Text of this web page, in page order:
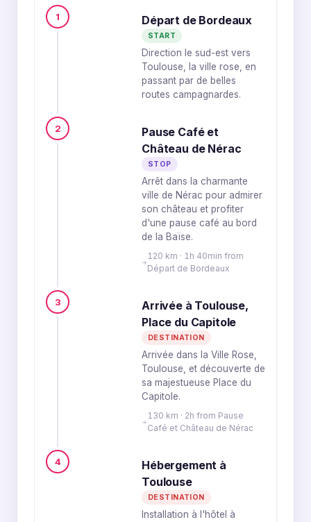
1 Départ de Bordeaux
START
Direction le sud-est vers
Toulouse, la ville rose, en
passant par de belles
routes campagnardes.
2
Pause Café et
Château de Nérac
STOP
Arrêt dans la charmante
ville de Nérac pour admirer
son château et profiter
d'une pause café au bord
de la Baïse.
120 km · 1h 40min from
Départ de Bordeaux
3
Arrivée à Toulouse,
Place du Capitole
DESTINATION
Arrivée dans la Ville Rose,
Toulouse, et découverte de
sa majestueuse Place du
Capitole.
130 km · 2h from Pause
Café et Château de Nérac
4
Hébergement à
Toulouse
DESTINATION
Installation à l'hôtel à